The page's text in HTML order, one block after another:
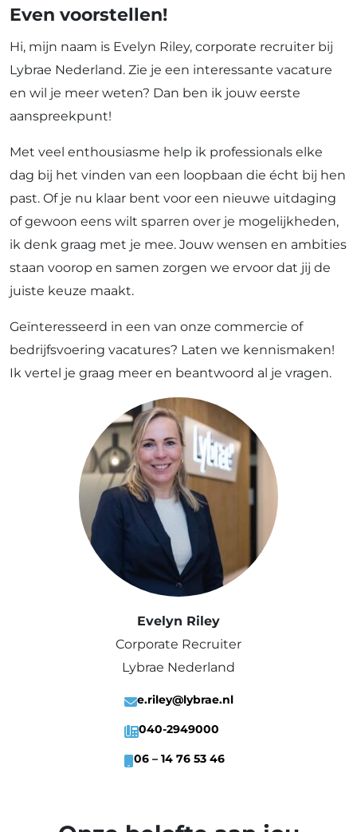
Even voorstellen!
Hi, mijn naam is Evelyn Riley, corporate recruiter bij
Lybrae Nederland. Zie je een interessante vacature
en wil je meer weten? Dan ben ik jouw eerste
aanspreekpunt!
Met veel enthousiasme help ik professionals elke
dag bij het vinden van een loopbaan die écht bij hen
past. Of je nu klaar bent voor een nieuwe uitdaging
of gewoon eens wilt sparren over je mogelijkheden,
ik denk graag met je mee. Jouw wensen en ambities
staan voorop en samen zorgen we ervoor dat jij de
juiste keuze maakt.
Geïnteresseerd in een van onze commercie of
bedrijfsvoering vacatures? Laten we kennismaken!
Ik vertel je graag meer en beantwoord al je vragen.
Evelyn Riley
Corporate Recruiter
Lybrae Nederland
e.riley@lybrae.nl
040-2949000
06 – 14 76 53 46